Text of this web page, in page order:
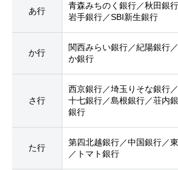
あ行
青森みちのく銀行／秋田銀
岩手銀行／SBI新生銀行
か行
関西みらい銀行／紀陽銀行
か銀行
さ行
西京銀行／埼玉りそな銀行
十七銀行／島根銀行／荘内
銀行
た行
第四北越銀行／中国銀行／
／トマト銀行